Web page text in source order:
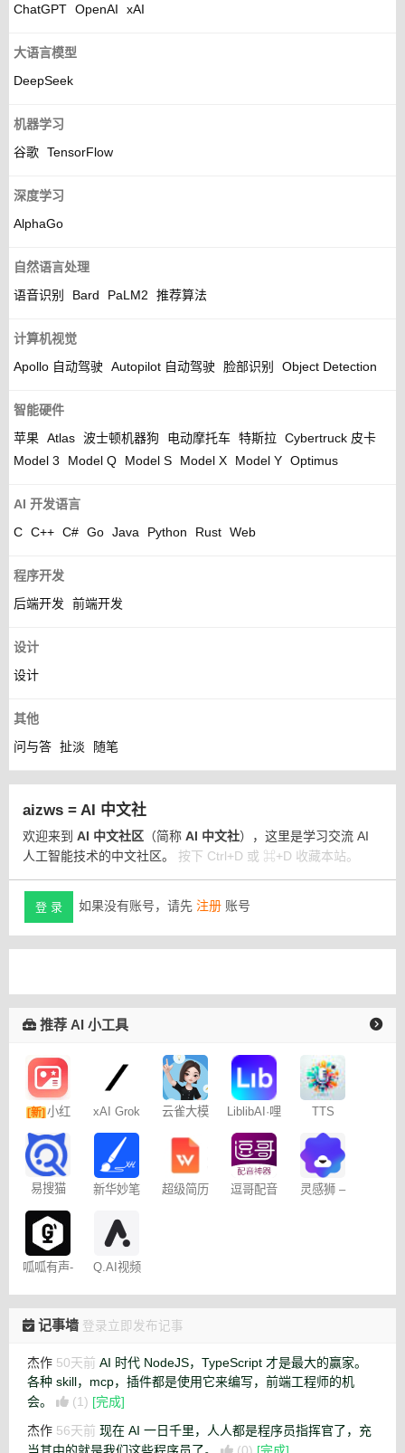
ChatGPT OpenAI xAI
大语言模型
DeepSeek
机器学习
谷歌 TensorFlow
深度学习
AlphaGo
自然语言处理
语音识别
Bard PaLM2 推荐算法
计算机视觉
Apollo 自动驾驶
Autopilot 自动驾驶 脸部识别 Object Detection
智能硬件
苹果 Atlas 波士顿机器狗 电动摩托车 特斯拉 Cybertruck 皮卡
Model 3
Model Q Model S Model X Model Y Optimus
AI 开发语言
C C++ C# Go Java Python Rust Web
程序开发
后端开发
前端开发
设计
设计
其他
问与答 扯淡 随笔
aizws = AI 中文社
欢迎来到 AI 中文社区 （简称 AI 中文社），这里是学习交流 AI
人工智能技术的中文社区。 按下 Ctrl+D 或 ⌘+D 收藏本站。
登 录 如果没有账号，请先 注册 账号
推荐 AI 小工具
[新]小红
记
xAI Grok
云雀大模
LiblibAI·哩
TTS
易搜猫
新华妙笔
超级简历
逗哥配音
灵感狮 –
呱呱有声-
Q.AI视频
记事墙 登录立即发布记事
杰作 50天前 AI 时代 NodeJS，TypeScript 才是最大的赢家。
各种 skill，mcp，插件都是使用它来编写，前端工程师的机
会。
(1) [完成]
杰作 56天前 现在 AI 一日千里，人人都是程序员指挥官了，充
当其中的就是我们这些程序员了。
(0) [完成]